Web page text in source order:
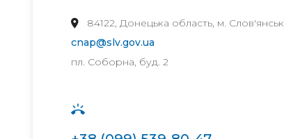
84122, Донецька область, м. Слов'янськ
cnap@slv.gov.ua
пл. Соборна, буд. 2